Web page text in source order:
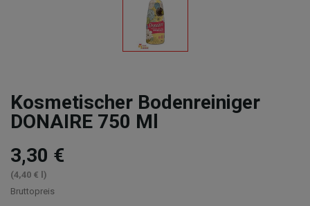
Kosmetischer Bodenreiniger
DONAIRE 750 Ml
3,30 €
(4,40 € l)
Bruttopreis